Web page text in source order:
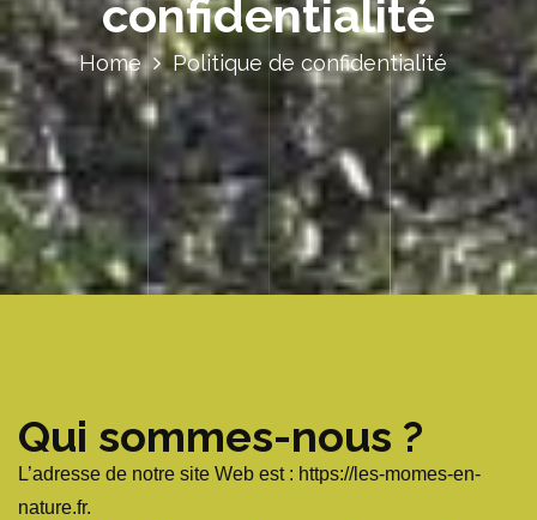
confidentialité
Home Politique de confidentialité
Qui sommes-nous ?
L’adresse de notre site Web est : https://les-momes-en-
nature.fr.